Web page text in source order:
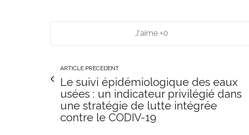
0
ARTICLE PRÉCÉDENT
Le suivi épidémiologique des eaux
usées : un indicateur privilégié dans
une stratégie de lutte intégrée
contre le CODIV-19